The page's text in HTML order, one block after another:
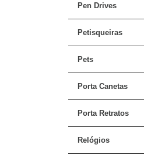
Pen Drives
Petisqueiras
Pets
Porta Canetas
Porta Retratos
Relógios